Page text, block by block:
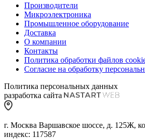
Производители
Микроэлектроника
Промышленное оборудование
Доставка
О компании
Контакты
Политика обработки файлов
Согласие на обработку
Политика персональных данных
разработка сайта
г. Москва Варшавское шоссе, д. 125Ж,
индекс: 117587